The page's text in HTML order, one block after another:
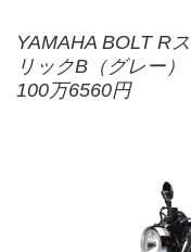
YAMAHA BOLT R
リックB（グレー）
100万6560円